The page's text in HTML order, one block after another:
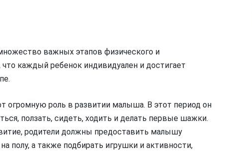
важных этапов физического и
каждый ребенок индивидуален и достигает
огромную роль в развитии малыша. В этот период он
ползать, сидеть, ходить и делать первые шажки.
родители должны предоставить малышу
полу, а также подбирать игрушки и активности,